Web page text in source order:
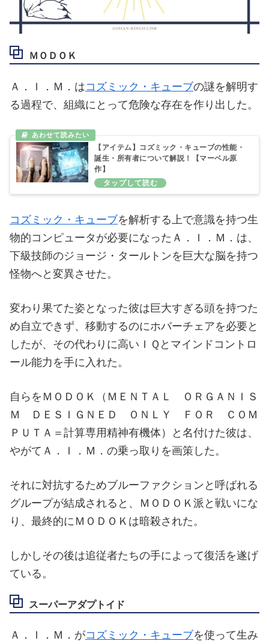
ＭＯＤＯＫ
Ａ．Ｉ．Ｍ．はコズミック・キューブの謎を解明す
る過程で、組織にとって危険な存在を作り出した。
【アイテム】コズミック・キューブの性能・
誕生・所有者について解説！【マーベル原
作】
コズミック・キューブを解析する上で意識を持つ生
物的コンピュータが必要になったＡ．Ｉ．Ｍ．は、
下級技師のジョージ・タールトンを巨大な脳を持つ
怪物へと変異させた。
変わり果てた姿となった彼は巨大すぎる頭を持つた
め自立できず、移動するのにホバーチェアを必要と
したが、その代わりに高いＩＱとマインドコントロ
ール能力を手に入れた。
自らをＭＯＤＯＫ（ＭＥＮＴＡＬ ＯＲＧＡＮＩＳ
Ｍ ＤＥＳＩＧＮＥＤ ＯＮＬＹ ＦＯＲ ＣＯＭ
ＰＵＴＡ＝計算専用精神有機体）と名付けた彼は、
やがてＡ．Ｉ．Ｍ．の乗っ取りを画策した。
それに対抗するためブルーファクションと呼ばれる
グループが結成されると、ＭＯＤＯＫ派と戦いにな
り、最終的にＭＯＤＯＫは暗殺された。
しかしその後は追従者たちの手によって復活を遂げ
ている。
スーパーアダプトイド
Ａ．Ｉ．Ｍ．がコズミック・キューブを使って生み